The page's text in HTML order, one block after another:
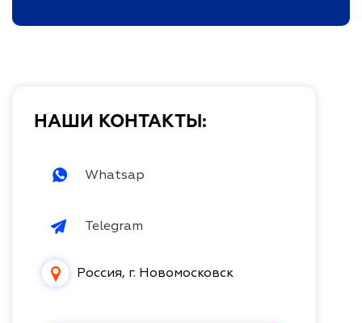
НАШИ КОНТАКТЫ:
Whatsap
Telegram
Россия, г. Новомосковск